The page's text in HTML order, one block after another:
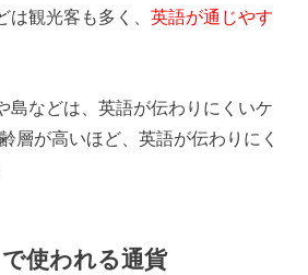
は観光客も多く、英語が通じやす
島などは、英語が伝わりにくいケ
層が高いほど、英語が伝わりにく
で使われる通貨